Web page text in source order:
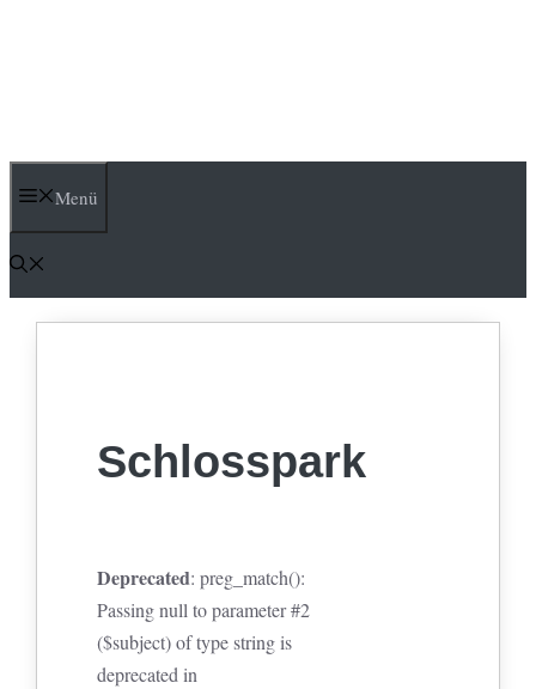
Menü
Schlosspark
Deprecated: preg_match():
Passing null to parameter #2
($subject) of type string is
deprecated in